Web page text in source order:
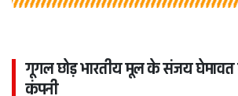
गूगल छोड़ भारतीय मूल के संजय
कंपनी